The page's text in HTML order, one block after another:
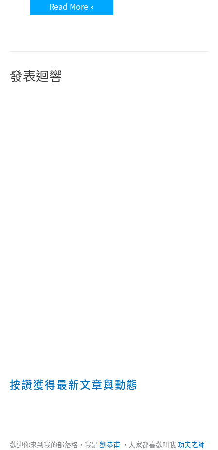
Read More »
發表迴響
按讚獲得最新文章與動態
歡迎你來到我的部落格，我是 劉恭甫 ，大家都喜歡叫我功夫老師